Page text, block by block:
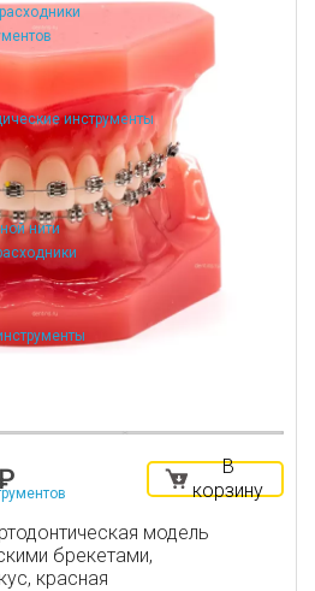
инструменты
нити
В
корзину
модель
брекетами,
красная